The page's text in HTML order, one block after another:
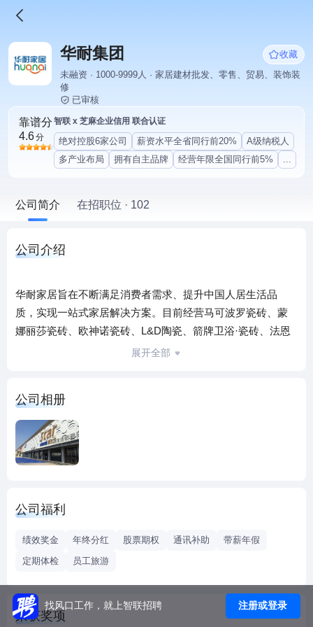
华耐集团
收藏
未融资 · 1000-9999人 · 家居建材批发、零售、贸易、装饰装
修
已审核
靠谱分
4.6分
智联 x 芝麻企业信用 联合认证
绝对控股6家公司 薪资水平全省同行前20%
A级纳税人
多产业布局
拥有自主品牌 经营年限全国同行前5% ...
公司简介 在招职位 · 102
公司介绍
华耐家居旨在不断满足消费者需求、提升中国人居生活品
质，实现一站式家居解决方案。目前经营马可波罗瓷砖、蒙
娜丽莎瓷砖、欧神诺瓷砖、L&D陶瓷、箭牌卫浴·瓷砖、法恩
莎卫浴·瓷砖、美标卫浴、唐彩浴室家私、欧派家居、志邦厨
供、专属定制、无忧服务”为核心的服务体系，1000余家终端
店面遍布全国各地。凭借完整的家居供应链、全方位的品质
服务及独特的营销管理理念，华耐家居已发展成为中国家居
建材流通服务领域的领军品牌。
展开全部
公司相册
公司福利
绩效奖金 年终分红 股票期权 通讯补助
带薪年假
定期体检
员工旅游
荣获奖项
找风口工作，就上智联招聘 注册或登录